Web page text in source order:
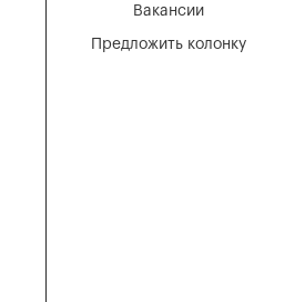
Вакансии
Предложить колонку